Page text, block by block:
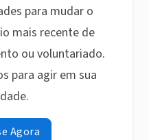
para mudar o
mais recente de
ou voluntariado.
para agir em sua
Agora